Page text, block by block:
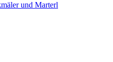
und Marterl